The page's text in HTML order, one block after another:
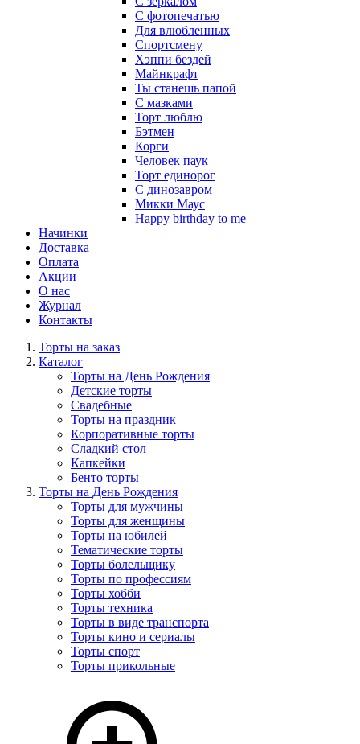
С фотопечатью
Для влюбленных
Спортсмену
Хэппи бездей
Майнкрафт
Ты станешь папой
С мазками
Торт люблю
Бэтмен
Корги
Человек паук
Торт единорог
С динозавром
Микки Маус
Happy birthday to me
Начинки
Доставка
Оплата
Акции
О нас
Журнал
Контакты
Торты на заказ
Каталог
Торты на День Рождения
Детские торты
Свадебные
Торты на праздник
Корпоративные торты
Сладкий стол
Капкейки
Бенто торты
Торты на День Рождения
Торты для мужчины
Торты для женщины
Торты на юбилей
Тематические торты
Торты болельщику
Торты по профессиям
Торты хобби
Торты техника
Торты в виде транспорта
Торты кино и сериалы
Торты спорт
Торты прикольные